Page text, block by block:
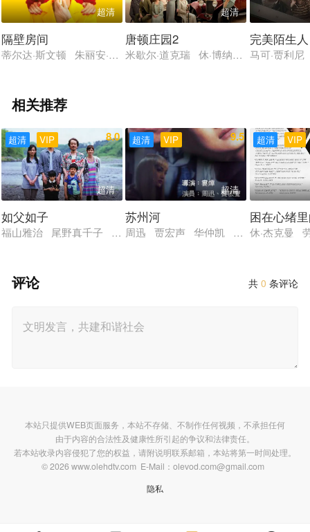
超清
隔壁房间
蒂尔达·斯文顿 朱丽安·摩尔 约翰·特托罗 亚历桑德罗·尼沃拉 胡
超清
唐顿庄园2
米歇尔·道克瑞 休·博纳维尔 伊丽莎白
完美陌生人
马可·贾利
相关推荐
VIP
超清 8.0
超清
如父如子
福山雅治 尾野真千子 真木阳子 中川雅也 风吹淳 国村隼
VIP
超清 9.5
超清
苏州河
周迅 贾宏声 华仲凯 姚安濂 耐安
VIP
超清
困在心绪
休·杰克曼
共0 条评论
评论
本站只提供WEB页面服务，本站不存储、不制作任何视频，不承担任何
由于内容的合法性及健康性所引起的争议和法律责任。
若本站收录内容侵犯了您的权益，请附说明联系邮箱，本站将第一时间处理。
© 2026 www.olehdtv.com E-Mail：olevod.com@gmail.com
隐私